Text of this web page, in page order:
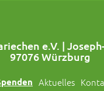
e.V. |
97076 Würzburg
Aktuelles